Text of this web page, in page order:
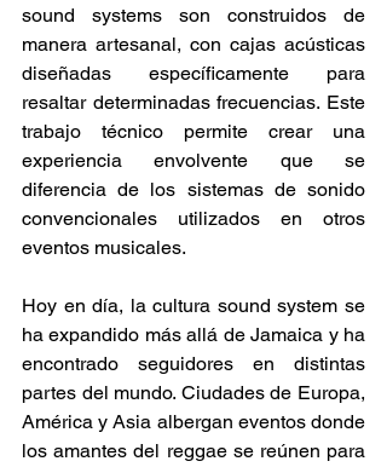
sound systems son construidos de
manera artesanal, con cajas acústicas
diseñadas específicamente para
resaltar determinadas frecuencias. Este
trabajo técnico permite crear una
experiencia envolvente que se
diferencia de los sistemas de sonido
convencionales utilizados en otros
eventos musicales.
Hoy en día, la cultura sound system se
ha expandido más allá de Jamaica y ha
encontrado seguidores en distintas
partes del mundo. Ciudades de Europa,
América y Asia albergan eventos donde
los amantes del reggae se reúnen para